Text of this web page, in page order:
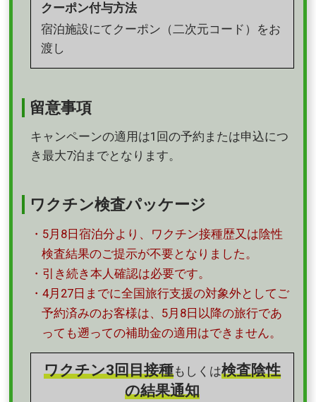
クーポン付与方法
宿泊施設にてクーポン（二次元コード）をお
渡し
留意事項
キャンペーンの適用は1回の予約または申込につ
き最大7泊までとなります。
ワクチン検査パッケージ
・5月8日宿泊分より、ワクチン接種歴又は陰性
検査結果のご提示が不要となりました。
・引き続き本人確認は必要です。
・4月27日までに全国旅行支援の対象外としてご
予約済みのお客様は、5月8日以降の旅行であ
っても遡っての補助金の適用はできません。
ワクチン3回目接種もしくは検査陰性
の結果通知